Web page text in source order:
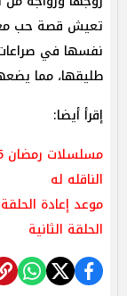
تعيش قصة حب
نفسها في
طليقها، مما
إقرأ أيضا:
الناقله له
موعد إعادة
الحلقة الثانية